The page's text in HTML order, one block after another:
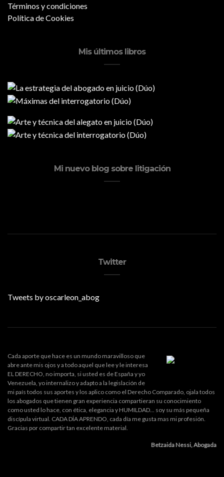
Términos y condiciones
Política de Cookies
Mis últimos libros
Mi nuevo blog sobre litigación
Twitter
Tweets by oscarleon_abog
Cada aporte que hace es un mundo maravilloso que
abre ante mis ojos y a todo aquel que lee y le interesa
EL DERECHO, no importa, si usted es de España y yo
Venezuela, yo internalizo y adapto a la legislación de
mi país todos sus aportes y los aplico como el Derecho Comparado, ojala todos
los abogados que tienen gran experiencia compartieran su conocimiento
como usted lo hace, con ética, elegancia y HUMILDAD... soy su más pequeña
discípula virtual. CADA DÍA APRENDO, cada día me gusta mas mi profesión.
Gracias por compartir tan excelente material.
Betzaida Nessi, Abogada